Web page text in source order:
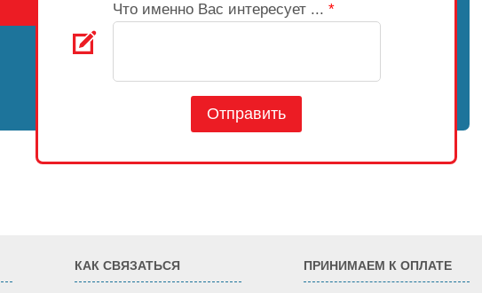
Что именно Вас интересует ... *
Отправить
КАК СВЯЗАТЬСЯ ПРИНИМАЕМ К ОПЛАТЕ